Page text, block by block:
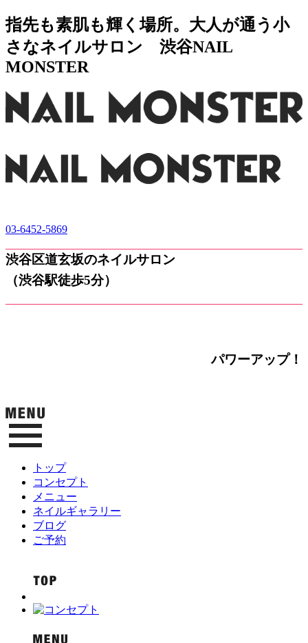
指先も素肌も輝く場所。大人が通う小
さなネイルサロン 渋谷NAIL
MONSTER
03-6452-5869
渋谷区道玄坂のネイルサロン
（渋谷駅徒歩5分）
パワーアップ！
トップ
コンセプト
メニュー
ネイルギャラリー
ブログ
ご予約